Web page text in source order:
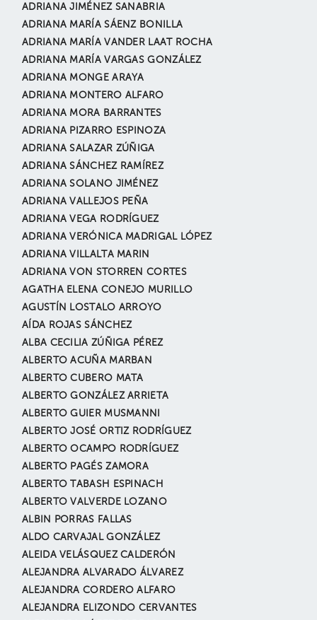
ADRIANA JIMÉNEZ SANABRIA
ADRIANA MARÍA SÁENZ BONILLA
ADRIANA MARÍA VANDER LAAT ROCHA
ADRIANA MARÍA VARGAS GONZÁLEZ
ADRIANA MONGE ARAYA
ADRIANA MONTERO ALFARO
ADRIANA MORA BARRANTES
ADRIANA PIZARRO ESPINOZA
ADRIANA SALAZAR ZÚÑIGA
ADRIANA SÁNCHEZ RAMÍREZ
ADRIANA SOLANO JIMÉNEZ
ADRIANA VALLEJOS PEÑA
ADRIANA VEGA RODRÍGUEZ
ADRIANA VERÓNICA MADRIGAL LÓPEZ
ADRIANA VILLALTA MARIN
ADRIANA VON STORREN CORTES
AGATHA ELENA CONEJO MURILLO
AGUSTÍN LOSTALO ARROYO
AÍDA ROJAS SÁNCHEZ
ALBA CECILIA ZÚÑIGA PÉREZ
ALBERTO ACUÑA MARBAN
ALBERTO CUBERO MATA
ALBERTO GONZÁLEZ ARRIETA
ALBERTO GUIER MUSMANNI
ALBERTO JOSÉ ORTIZ RODRÍGUEZ
ALBERTO OCAMPO RODRÍGUEZ
ALBERTO PAGÉS ZAMORA
ALBERTO TABASH ESPINACH
ALBERTO VALVERDE LOZANO
ALBIN PORRAS FALLAS
ALDO CARVAJAL GONZÁLEZ
ALEIDA VELÁSQUEZ CALDERÓN
ALEJANDRA ALVARADO ÁLVAREZ
ALEJANDRA CORDERO ALFARO
ALEJANDRA ELIZONDO CERVANTES